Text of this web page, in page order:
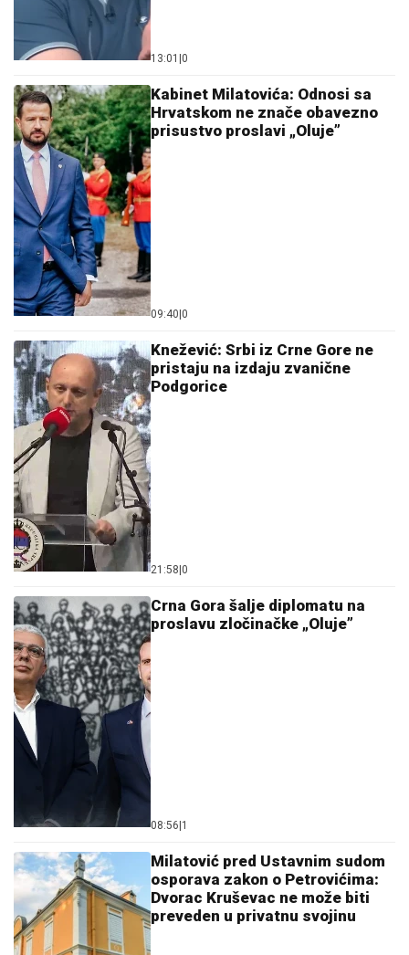
13:01 |0
Kabinet Milatovića: Odnosi sa
Hrvatskom ne znače obavezno
prisustvo proslavi „Oluje”
09:40|0
Knežević: Srbi iz Crne Gore ne
pristaju na izdaju zvanične
Podgorice
21:58|0
Crna Gora šalje diplomatu na
proslavu zločinačke „Oluje”
08:56|1
Milatović pred Ustavnim sudom
osporava zakon o Petrovićima:
Dvorac Kruševac ne može biti
preveden u privatnu svojinu